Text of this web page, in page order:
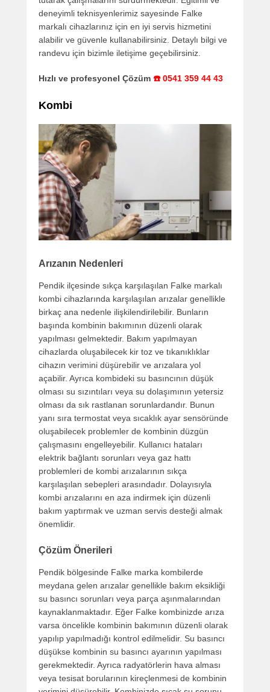
deneyimli teknisyenlerimiz sayesinde Falke
markalı cihazlarınız için en iyi servis hizmetini
alabilir ve güvenle kullanabilirsiniz. Detaylı bilgi ve
randevu için bizimle iletişime geçebilirsiniz.
Hızlı ve profesyonel Çözüm ☎️ 0541 359 44 43
Kombi
Arızanın Nedenleri
Pendik ilçesinde sıkça karşılaşılan Falke markalı
kombi cihazlarında karşılaşılan arızalar genellikle
birkaç ana nedenle ilişkilendirilebilir. Bunların
başında kombinin bakımının düzenli olarak
yapılması gelmektedir. Bakım yapılmayan
cihazlarda oluşabilecek kir toz ve tıkanıklıklar
cihazın verimini düşürebilir ve arızalara yol
açabilir. Ayrıca kombideki su basıncının düşük
olması su sızıntıları veya su dolaşımının yetersiz
olması da sık rastlanan sorunlardandır. Bunun
yanı sıra termostat veya sıcaklık ayar sensöründe
oluşabilecek problemler de kombinin düzgün
çalışmasını engelleyebilir. Kullanıcı hataları
elektrik bağlantı sorunları veya gaz hattı
problemleri de kombi arızalarının sıkça
karşılaşılan sebepleri arasındadır. Dolayısıyla
kombi arızalarını en aza indirmek için düzenli
bakım yaptırmak ve uzman servis desteği almak
önemlidir.
Çözüm Önerileri
Pendik bölgesinde Falke marka kombilerde
meydana gelen arızalar genellikle bakım eksikliği
su basıncı sorunları veya parça aşınmalarından
kaynaklanmaktadır. Eğer Falke kombinizde arıza
varsa öncelikle kombinin bakımının düzenli olarak
yapılıp yapılmadığı kontrol edilmelidir. Su basıncı
düşükse kombinin su basıncı ayarının yapılması
gerekmektedir. Ayrıca radyatörlerin hava alması
veya tesisat borularının kireçlenmesi de kombinin